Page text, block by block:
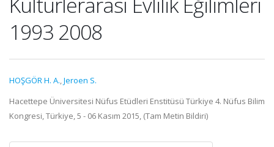
1993 2008
HOŞGÖR H. A.,Jeroen S.
Hacettepe Üniversitesi Nüfus Etüdleri Enstitüsü Türkiye 4. Nüfus Bilim
Kongresi, Türkiye, 5 - 06 Kasım 2015, (Tam Metin Bildiri)